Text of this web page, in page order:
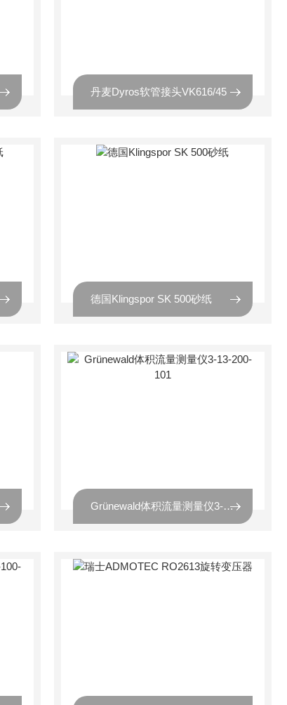
丹麦Dyros软管接头VK616/45
德国Klingspor SK 500砂纸
Grünewald体积流量测量仪3-13-200-101